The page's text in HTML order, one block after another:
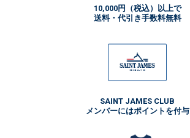
10,000円（税込）以上で
送料・代引き手数料無料
SAINT JAMES CLUB
メンバーにはポイントを付与